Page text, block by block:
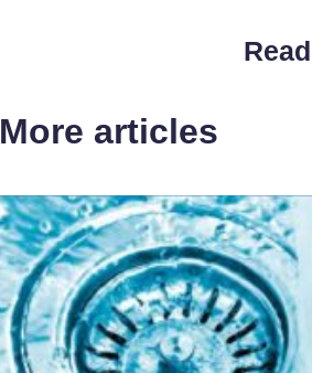
More articles